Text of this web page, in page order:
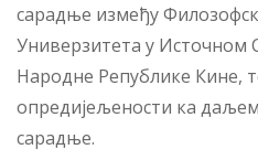
сарадње између
Универзитета у Источном
Народне Републике Кине,
опредијељености ка
сарадње.